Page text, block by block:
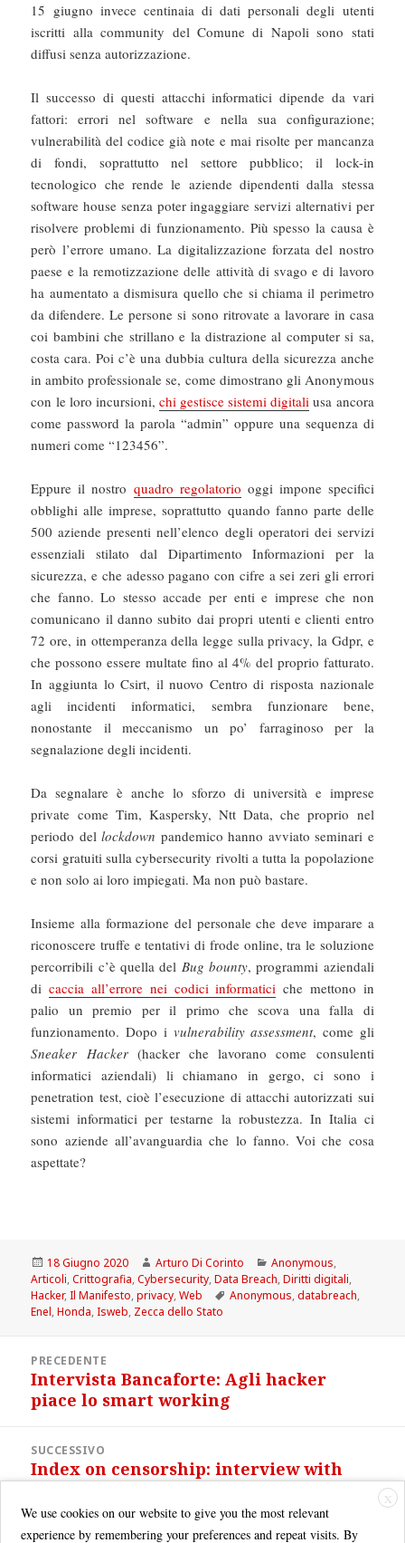
15 giugno invece centinaia di dati personali degli utenti
iscritti alla community del Comune di Napoli sono stati
diffusi senza autorizzazione.
Il successo di questi attacchi informatici dipende da vari
fattori: errori nel software e nella sua configurazione;
vulnerabilità del codice già note e mai risolte per mancanza
di fondi, soprattutto nel settore pubblico; il lock-in
tecnologico che rende le aziende dipendenti dalla stessa
software house senza poter ingaggiare servizi alternativi per
risolvere problemi di funzionamento. Più spesso la causa è
però l’errore umano. La digitalizzazione forzata del nostro
paese e la remotizzazione delle attività di svago e di lavoro
ha aumentato a dismisura quello che si chiama il perimetro
da difendere. Le persone si sono ritrovate a lavorare in casa
coi bambini che strillano e la distrazione al computer si sa,
costa cara. Poi c’è una dubbia cultura della sicurezza anche
in ambito professionale se, come dimostrano gli Anonymous
con le loro incursioni, chi gestisce sistemi digitali usa ancora
come password la parola “admin” oppure una sequenza di
numeri come “123456”.
Eppure il nostro quadro regolatorio oggi impone specifici
obblighi alle imprese, soprattutto quando fanno parte delle
500 aziende presenti nell’elenco degli operatori dei servizi
essenziali stilato dal Dipartimento Informazioni per la
sicurezza, e che adesso pagano con cifre a sei zeri gli errori
che fanno. Lo stesso accade per enti e imprese che non
comunicano il danno subito dai propri utenti e clienti entro
72 ore, in ottemperanza della legge sulla privacy, la Gdpr, e
che possono essere multate fino al 4% del proprio fatturato.
In aggiunta lo Csirt, il nuovo Centro di risposta nazionale
agli incidenti informatici, sembra funzionare bene,
nonostante il meccanismo un po’ farraginoso per la
segnalazione degli incidenti.
Da segnalare è anche lo sforzo di università e imprese
private come Tim, Kaspersky, Ntt Data, che proprio nel
periodo dellockdown pandemico hanno avviato seminari e
corsi gratuiti sulla cybersecurity rivolti a tutta la popolazione
e non solo ai loro impiegati. Ma non può bastare.
Insieme alla formazione del personale che deve imparare a
riconoscere truffe e tentativi di frode online, tra le soluzione
percorribili c’è quella del Bug bounty, programmi aziendali
dicaccia all’errore nei codici informatici che mettono in
palio un premio per il primo che scova una falla di
funzionamento. Dopo i vulnerability assessment, come gli
Sneaker Hacker(hacker che lavorano come consulenti
informatici aziendali) li chiamano in gergo, ci sono i
penetration test, cioè l’esecuzione di attacchi autorizzati sui
sistemi informatici per testarne la robustezza. In Italia ci
sono aziende all’avanguardia che lo fanno. Voi che cosa
aspettate?
Scritto
il
18 Giugno 2020 Autore
Arturo Di Corinto Categorie
Anonymous,
Articoli,Crittografia,Cybersecurity,Data Breach,Diritti digitali,
Hacker,Il Manifesto,privacy,Web Tag
Anonymous,databreach,
Enel,Honda,Isweb, Zecca dello Stato
articoliPRECEDENTE
Articolo
precedente:
Intervista Bancaforte: Agli hacker
piace lo smart working
SUCCESSIVO
Articolo
Index on censorship: interview with
X
We use cookies on our website to give you the most relevant
experience by remembering your preferences and repeat visits. By